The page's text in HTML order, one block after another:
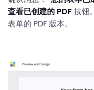
查看已创建的 PDF 按钮
表单的 PDF 版本。